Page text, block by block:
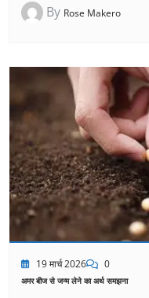
By Rose Makero
19 मार्च 2026 0
अमर बीज से जन्म लेने का अर्थ समझना